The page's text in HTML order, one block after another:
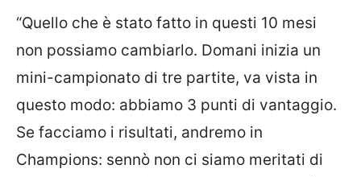
“Quello che è stato fatto in questi 10 mesi
non possiamo cambiarlo. Domani inizia un
mini-campionato di tre partite, va vista in
questo modo: abbiamo 3 punti di vantaggio.
Se facciamo i risultati, andremo in
Champions: sennò non ci siamo meritati di